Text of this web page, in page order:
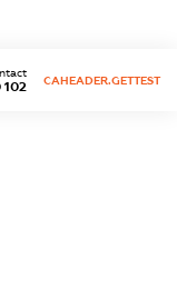
CAHEADER.GETTEST